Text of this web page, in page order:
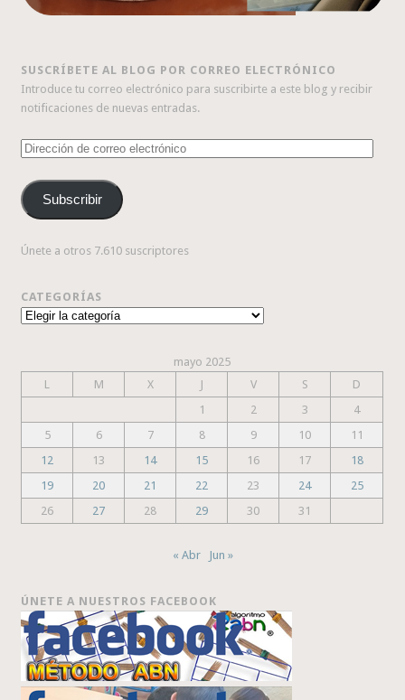
SUSCRÍBETE AL BLOG POR CORREO ELECTRÓNICO
Introduce tu correo electrónico para suscribirte a este blog y recibir
notificaciones de nuevas entradas.
Dirección
correo
electrónico
Subscribir
Únete a otros 7.610 suscriptores
CATEGORÍAS
Categorías
mayo 2025
L
M X J V S
D
1
2 3
4
5
6 7 8 9 10
11
12
13 14 15 16 17
18
19
20 21 22 23 24
25
26
27 28 29 30 31
« Abr Jun »
ÚNETE A NUESTROS FACEBOOK